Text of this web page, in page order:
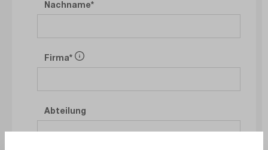
Nachname
Firma
Abteilung